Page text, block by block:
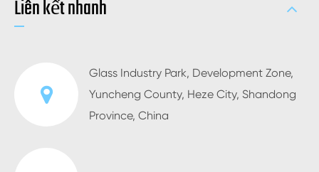
Liên kết nhanh
Glass Industry Park, Development Zone,
Yuncheng County, Heze City, Shandong
Province, China